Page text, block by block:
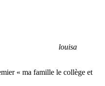
louisa
« ma famille le collège et